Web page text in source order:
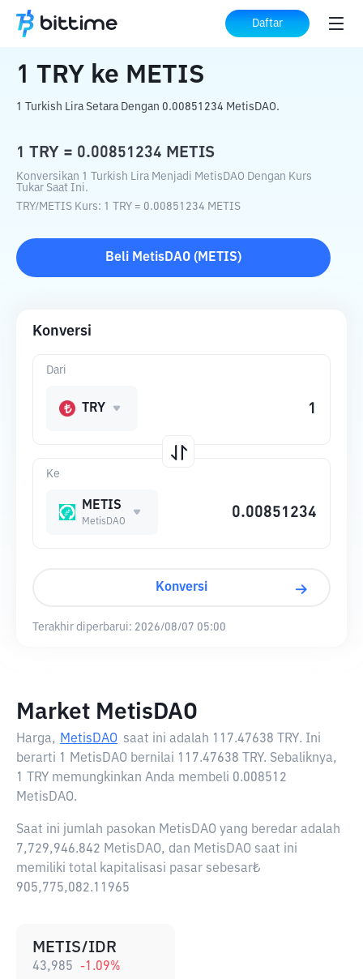
Daftar
Beranda Konverter Kripto ke METIS
1 TRY ke METIS
1 Turkish Lira Setara Dengan 0.00851234 MetisDAO.
1 TRY = 0.00851234 METIS
Konversikan 1 Turkish Lira Menjadi MetisDAO Dengan Kurs
Tukar Saat Ini.
TRY/METIS Kurs: 1 TRY = 0.00851234 METIS
Beli MetisDAO ( METIS)
Konversi
Ke
METIS
MetisDAO
Dari
TRY
Konversi
Terakhir diperbarui: 2026/08/07 05:00
Market MetisDAO
Harga, MetisDAO saat ini adalah 117.47638 TRY. Ini
berarti 1 MetisDAO bernilai 117.47638 TRY. Sebaliknya,
1 TRY memungkinkan Anda membeli 0.008512
MetisDAO.
Saat ini jumlah pasokan MetisDAO yang beredar adalah
7,729,946.842 MetisDAO, dan MetisDAO saat ini
memiliki total kapitalisasi pasar sebesar₺
905,775,082.11965
METIS/IDR
43,985 -1.09%